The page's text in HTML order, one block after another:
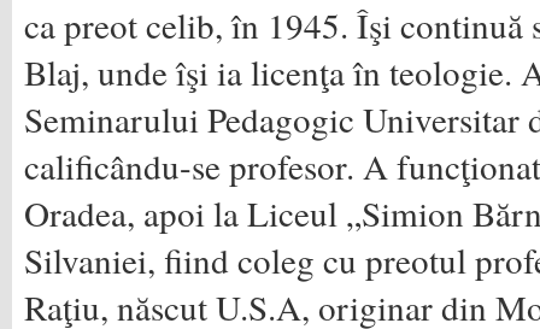
ca preot celib, în 1945. Îşi continuă
Blaj, unde îşi ia licenţa în teologie.
Seminarului Pedagogic Universitar
calificându-se profesor. A
Oradea, apoi la Liceul „Simion
Silvaniei, fiind coleg cu preotul
Raţiu, născut U.S.A, originar din